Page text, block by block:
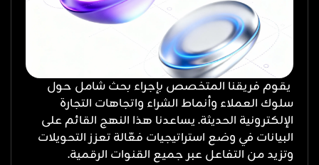
يقوم فريقنا المتخصص بإجراء بحث شامل حول
سلوك العملاء وأنماط الشراء واتجاهات التجارة
الإلكترونية الحديثة. يساعدنا هذا النهج القائم على
البيانات في وضع استراتيجيات فعّالة تعزز التحويلات
وتزيد من التفاعل عبر جميع القنوات الرقمية.